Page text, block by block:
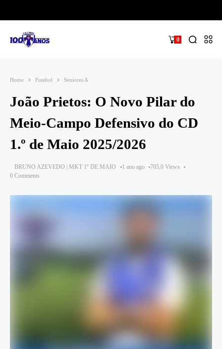
0
Home Futebol Seniores A
João Prietos: O Novo Pilar do
Meio-Campo Defensivo do CD
1.º de Maio 2025/2026
BRUNO AZEVEDO | MKT 1º DE MAIO 1 ano ago
705,0 Views
0 Comments